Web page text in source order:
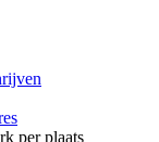
per plaats